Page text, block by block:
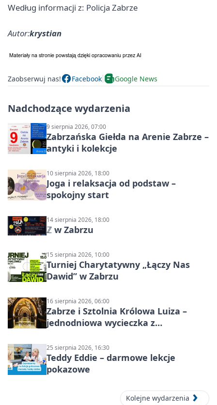
Według informacji z: Policja Zabrze
Autor:krystian
Zaobserwuj nas! Facebook Google News
Nadchodzące wydarzenia
9 sierpnia 2026, 07:00
Zabrzańska Giełda na Arenie Zabrze –
antyki i kolekcje
10 sierpnia 2026, 18:00
Joga i relaksacja od podstaw –
spokojny start
14 sierpnia 2026, 18:00
ℤ w Zabrzu
15 sierpnia 2026, 10:00
Turniej Charytatywny „Łączy Nas
Dawid” w Zabrzu
16 sierpnia 2026, 06:00
Zabrze i Sztolnia Królowa Luiza –
jednodniowa wycieczka z
miasta
25 sierpnia 2026, 16:30
Teddy Eddie – darmowe lekcje
pokazowe
Kolejne wydarzenia